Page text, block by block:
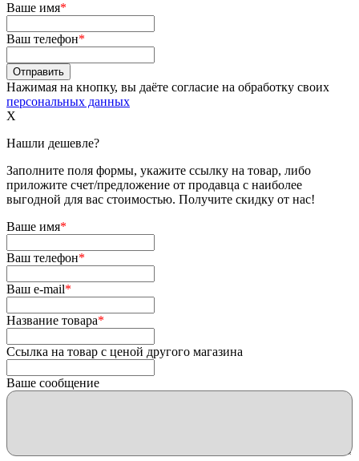
Ваше имя*
Ваш телефон*
Нажимая на кнопку, вы даёте согласие на обработку своих
персональных данных
X
Нашли дешевле?
Заполните поля формы, укажите ссылку на товар, либо
приложите счет/предложение от продавца с наиболее
выгодной для вас стоимостью. Получите скидку от нас!
Ваше имя*
Ваш телефон*
Ваш e-mail*
Название товара*
Ссылка на товар с ценой другого магазина
Ваше сообщение